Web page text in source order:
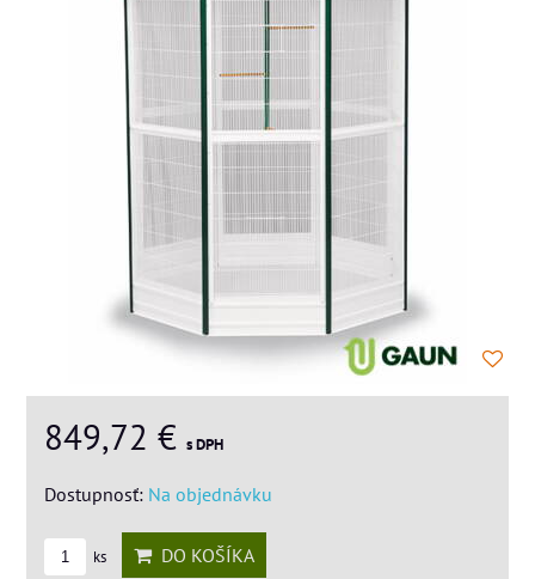
849,72 € s DPH
Dostupnosť: Na objednávku
ks DO KOŠÍKA